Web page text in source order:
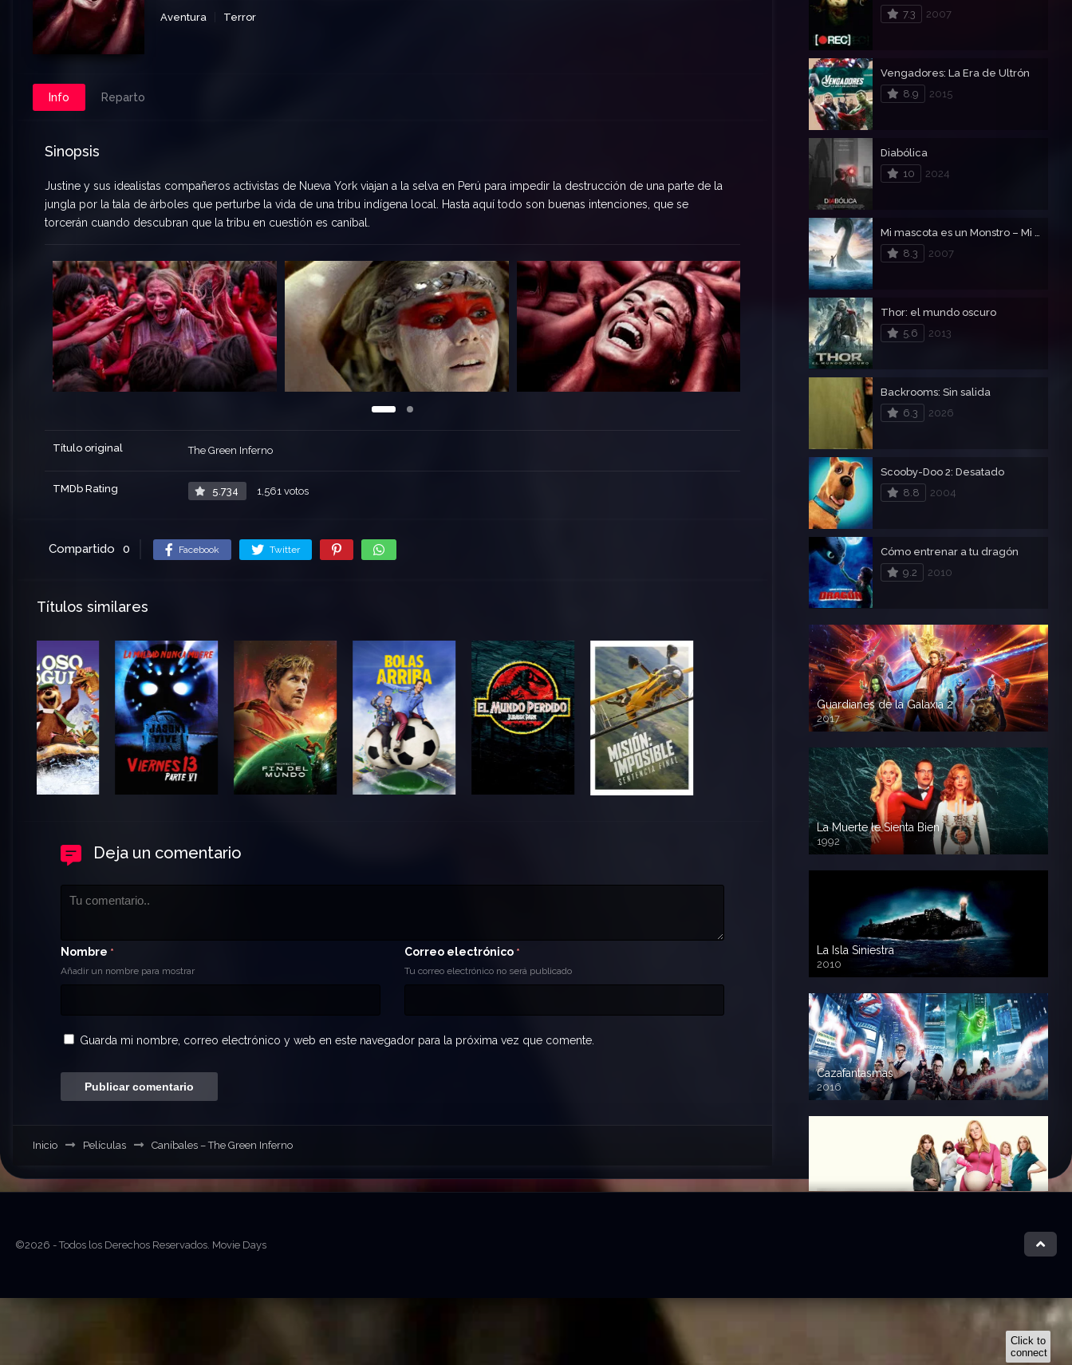
Aventura Terror
Info Reparto
Sinopsis
Justine y sus idealistas compañeros activistas de Nueva York viajan a la selva en Perú para impedir la destrucción de una parte de la
jungla por la tala de árboles que perturbe la vida de una tribu indígena local. Hasta aquí todo son buenas intenciones, que se
torcerán cuando descubran que la tribu en cuestión es caníbal.
Título original The Green Inferno
TMDb Rating 5.734 1,561 votos
Compartido 0 Facebook Twitter
Títulos similares
Deja un comentario
Nombre *
Añadir un nombre para mostrar
Correo electrónico *
Tu correo electrónico no será publicado
Guarda mi nombre, correo electrónico y web en este navegador para la próxima vez que comente.
Inicio Películas Caníbales – The Green Inferno
7.3
2007
Vengadores: La Era de Ultrón
8.9
2015
Diabólica
10
2024
8.3
2007
Thor: el mundo oscuro
5.6
2013
Backrooms: Sin salida
6.3
2026
Scooby-Doo 2: Desatado
8.8
2004
Cómo entrenar a tu dragón
9.2
2010
Guardianes de la Galaxia 2
2017
720p HD
La Muerte le Sienta Bien
1992
720p HD
La Isla Siniestra
2010
720p HD
Cazafantasmas
2016
720p HD
Algo embarazada
©2026 - Todos los Derechos Reservados. Movie Days